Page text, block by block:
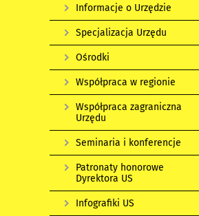
Informacje o Urzędzie
Specjalizacja Urzędu
Ośrodki
Współpraca w regionie
Współpraca zagraniczna
Urzędu
Seminaria i konferencje
Patronaty honorowe
Dyrektora US
Infografiki US